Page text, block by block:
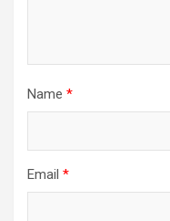
Name *
Email *